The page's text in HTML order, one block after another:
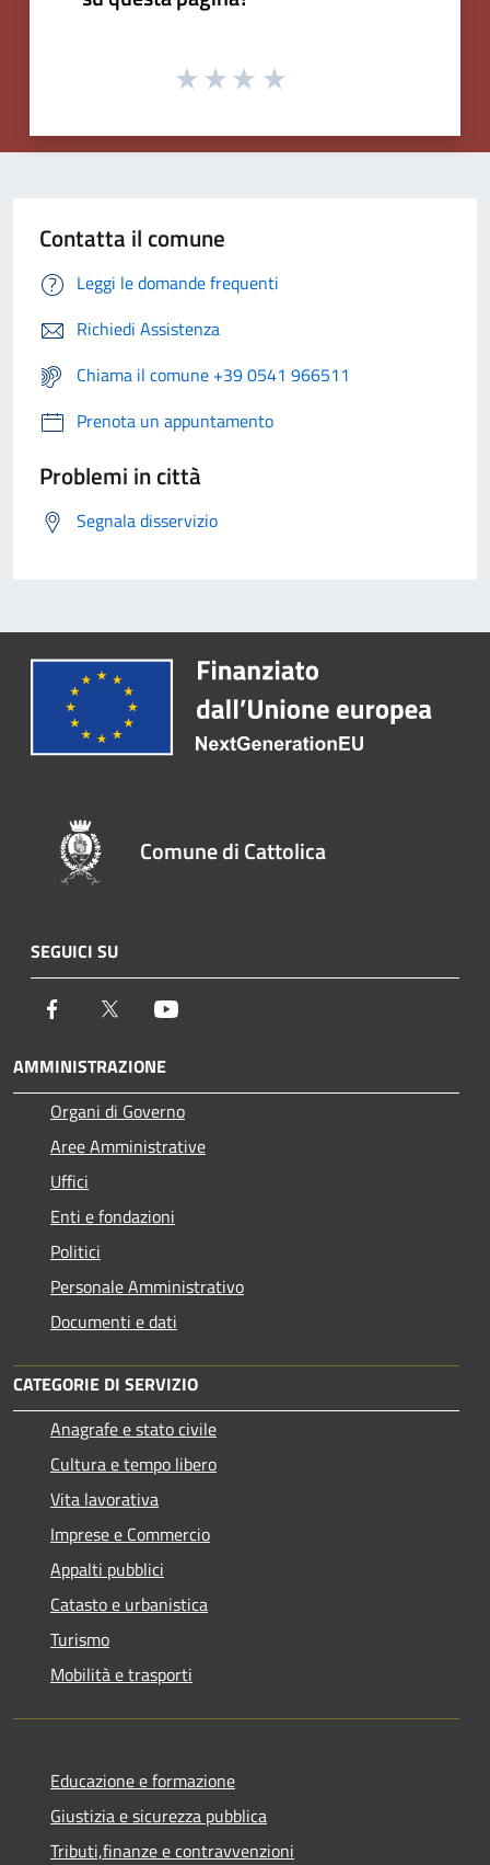
Contatta il comune
Leggi le domande frequenti
Richiedi Assistenza
Chiama il comune +39 0541 966511
Prenota un appuntamento
Problemi in città
Segnala disservizio
Comune di Cattolica
SEGUICI SU
Facebook Twitter
AMMINISTRAZIONE
Organi di Governo
Aree Amministrative
Uffici
Enti e fondazioni
Politici
Personale Amministrativo
Documenti e dati
CATEGORIE DI SERVIZIO
Anagrafe e stato civile
Cultura e tempo libero
Vita lavorativa
Imprese e Commercio
Appalti pubblici
Catasto e urbanistica
Turismo
Mobilità e trasporti
Educazione e formazione
Giustizia e sicurezza pubblica
Tributi,finanze e contravvenzioni